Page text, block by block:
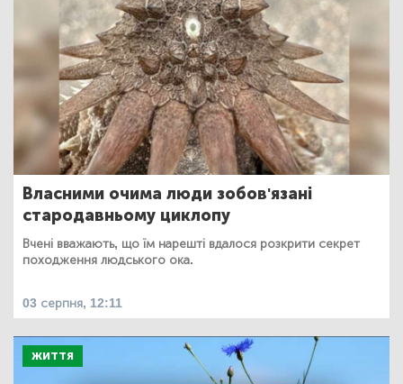
Власними очима люди зобов'язані
стародавньому циклопу
Вчені вважають, що їм нарешті вдалося розкрити секрет
походження людського ока.
03 серпня, 12:11
ЖИТТЯ